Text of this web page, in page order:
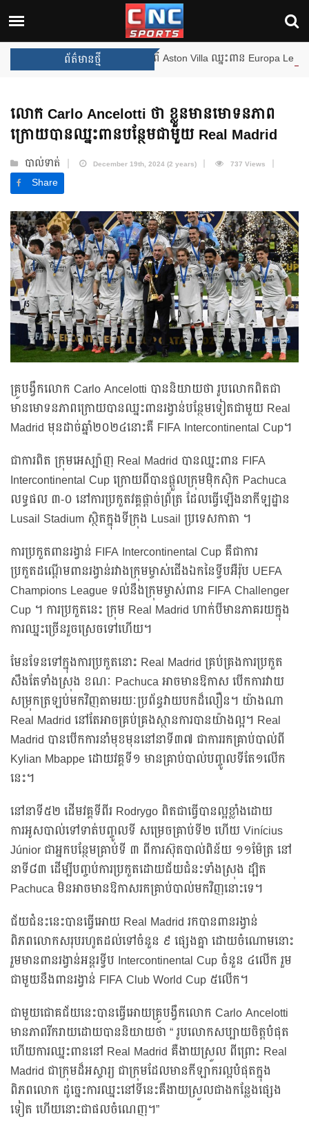
ព័ត៌មានថ្មី
ឈ្នះពានរង្វាន់បន្ថែមទៀត បន្ទាប់ពី Aston Villa ឈ្នះពាន Europa League
លោក Carlo Ancelotti ថា ខ្លួនមានមោទនភាព
ក្រោយបានឈ្នះពានបន្ថែមជាមួយ Real Madrid
បាល់ទាត់ December 19th, 2024 (2 years) 737 Views
Share
គ្រូបង្វឹកលោក Carlo Ancelotti បាននិយាយថា រូបលោកពិតជា
មានមោទនភាពក្រោយបានឈ្នះពានរង្វាន់បន្ថែមទៀតជាមួយ Real
Madrid មុនដាច់ឆ្នាំ២០២៤នោះគឺ FIFA Intercontinental Cup។
ជាការពិត ក្រុមអេស្ប៉ាញ Real Madrid បានឈ្នះពាន FIFA
Intercontinental Cup ក្រោយពីបានផ្តួលក្រុមម៉ិកស៊ិក Pachuca
លទ្ធផល ៣-០ នៅការប្រកួតវគ្គផ្តាច់ព្រ័ត្រ ដែលធ្វើឡើងនាកីឡដ្ឋាន
Lusail Stadium ស្ថិតក្នុងទីក្រុង Lusail ប្រទេសកាតា ។
ការប្រកួតពានរង្វាន់ FIFA Intercontinental Cup គឺជាការ
ប្រកួតដណ្តើមពានរង្វាន់រវាងក្រុមម្ចាស់ជើងឯកនៃទ្វីបអឺរ៉ុប UEFA
Champions League ទល់នឹងក្រុមម្ចាស់ពាន FIFA Challenger
Cup ។ ការប្រកួតនេះ ក្រុម Real Madrid ហាក់បីមានភាគរយក្នុង
ការឈ្នះច្រើនរួចស្រេចទៅហើយ។
មែនទែនទៅក្នុងការប្រកួតនោះ Real Madrid គ្រប់គ្រងការប្រកួត
សឹងតែទាំងស្រុង ខណៈ Pachuca អាចមានឱកាស បើកការវាយ
សម្រុកត្រឡប់មកវិញតាមរយៈប្រព័ន្ធវាយបកដ៏លឿន។ យ៉ាងណា
Real Madrid នៅតែអាចគ្រប់គ្រងស្ថានការបានយ៉ាងល្អ។ Real
Madrid បានបើកការនាំមុខមុននៅនាទី៣៧ ជាការរកគ្រាប់បាល់ពី
Kylian Mbappe ដោយវគ្គទី១ មានគ្រាប់បាល់បញ្ចូលទីតែ១លើក
នេះ។
នៅនាទី៥២ ដើមវគ្គទីពីរ Rodrygo ពិតជាធ្វើបានល្អខ្លាំងដោយ
ការអូសបាល់ទៅទាត់បញ្ចូលទី សម្រេចគ្រាប់ទី២ ហើយ Vinícius
Júnior ជាអ្នកបន្ថែមគ្រាប់ទី ៣ ពីការស៊ុតបាល់ពិន័យ ១១ម៉ែត្រ នៅ
នាទី៨៣ ដើម្បីបញ្ចប់ការប្រកួតដោយជ័យជំនះទាំងស្រុង ដ្បិត
Pachuca មិនអាចមានឱកាសរកគ្រាប់បាល់មកវិញនោះទេ។
ជ័យជំនះនេះបានធ្វើអោយ Real Madrid រកបានពានរង្វាន់
ពិភពលោកសរុបរហូតដល់ទៅចំនួន ៩ ផ្សេងគ្នា ដោយចំណោមនោះ
រួមមានពានរង្វាន់អន្តរទ្វីប Intercontinental Cup ចំនួន ៤លើក រួម
ជាមួយនឹងពានរង្វាន់ FIFA Club World Cup ៥លើក។
ជាមួយជោគជ័យនេះបានធ្វើអោយគ្រូបង្វឹកលោក Carlo Ancelotti
មានភាពរីករាយដោយបាននិយាយថា “ រូបលោកសប្បាយចិត្តបំផុត
ហើយការឈ្នះពាននៅ Real Madrid គឺងាយស្រួល ពីព្រោះ Real
Madrid ជាក្រុមដ៏អស្ចារ្យ ជាក្រុមដែលមានកីឡាករល្អបំផុតក្នុង
ពិភពលោក ដូច្នេះការឈ្នះនៅទីនេះគឺងាយស្រួលជាងកន្លែងផ្សេង
ទៀត ហើយនោះជាផលចំណេញ។”